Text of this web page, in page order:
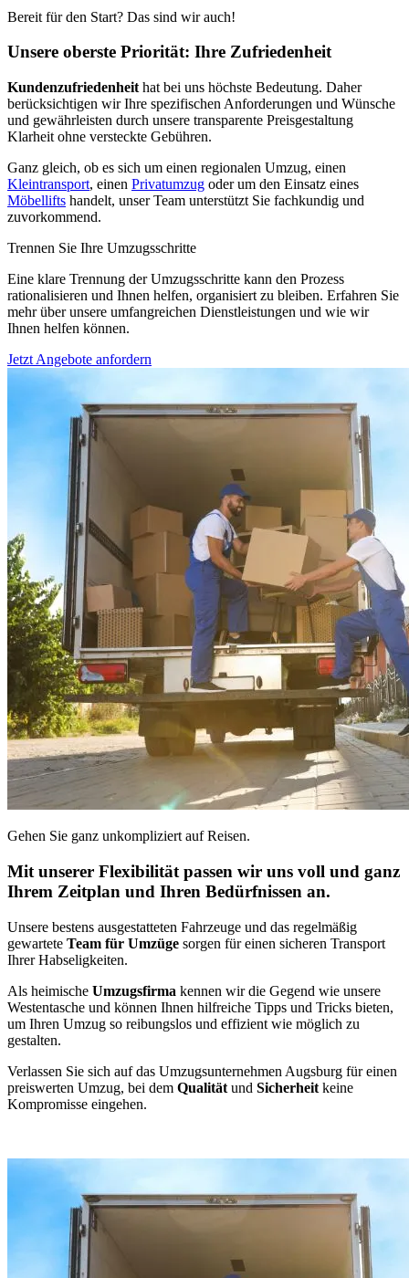
Bereit für den Start? Das sind wir auch!
Unsere oberste Priorität: Ihre Zufriedenheit
Kundenzufriedenheit hat bei uns höchste Bedeutung. Daher
berücksichtigen wir Ihre spezifischen Anforderungen und Wünsche
und gewährleisten durch unsere transparente Preisgestaltung
Klarheit ohne versteckte Gebühren.
Ganz gleich, ob es sich um einen regionalen Umzug, einen
Kleintransport, einen Privatumzug oder um den Einsatz eines
Möbellifts handelt, unser Team unterstützt Sie fachkundig und
zuvorkommend.
Trennen Sie Ihre Umzugsschritte
Eine klare Trennung der Umzugsschritte kann den Prozess
rationalisieren und Ihnen helfen, organisiert zu bleiben. Erfahren Sie
mehr über unsere umfangreichen Dienstleistungen und wie wir
Ihnen helfen können.
Jetzt Angebote anfordern
Gehen Sie ganz unkompliziert auf Reisen.
Mit unserer Flexibilität passen wir uns voll und ganz
Ihrem Zeitplan und Ihren Bedürfnissen an.
Unsere bestens ausgestatteten Fahrzeuge und das regelmäßig
gewartete Team für Umzüge sorgen für einen sicheren Transport
Ihrer Habseligkeiten.
Als heimische Umzugsfirma kennen wir die Gegend wie unsere
Westentasche und können Ihnen hilfreiche Tipps und Tricks bieten,
um Ihren Umzug so reibungslos und effizient wie möglich zu
gestalten.
Verlassen Sie sich auf das Umzugsunternehmen Augsburg für einen
preiswerten Umzug, bei dem Qualität und Sicherheit keine
Kompromisse eingehen.